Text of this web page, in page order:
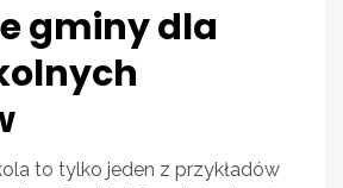
gminy dla
to tylko jeden z przykładów